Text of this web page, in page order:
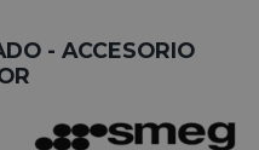
- ACCESORIO